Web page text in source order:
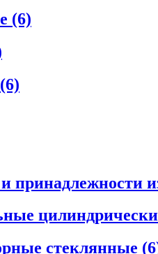
(6)
(6)
принадлежности
стеклянные